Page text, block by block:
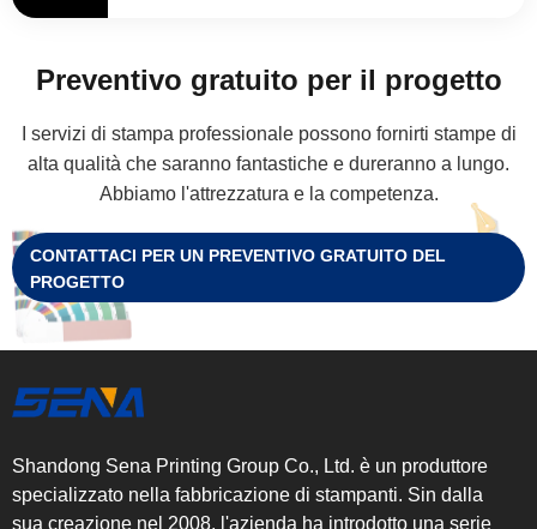
Preventivo gratuito per il progetto
I servizi di stampa professionale possono fornirti stampe di
alta qualità che saranno fantastiche e dureranno a lungo.
Abbiamo l'attrezzatura e la competenza.
CONTATTACI PER UN PREVENTIVO GRATUITO DEL
PROGETTO
Shandong Sena Printing Group Co., Ltd. è un produttore
specializzato nella fabbricazione di stampanti. Sin dalla
sua creazione nel 2008, l'azienda ha introdotto una serie